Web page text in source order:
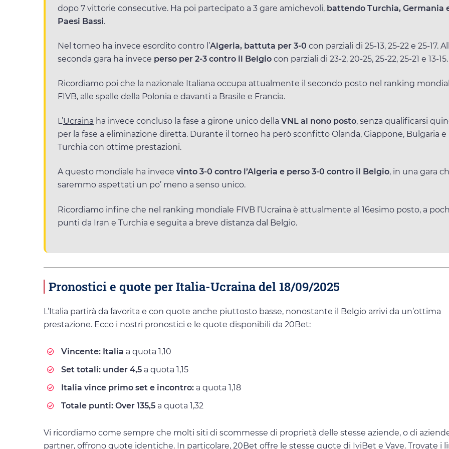
dopo 7 vittorie consecutive. Ha poi partecipato a 3 gare amichevoli, battendo Turchia, Germania
Paesi Bassi.
Nel torneo ha invece esordito contro l’Algeria, battuta per 3-0 con parziali di 25-13, 25-22 e 25-17.
seconda gara ha invece perso per 2-3 contro il Belgio con parziali di 23-2, 20-25, 25-22, 25-21 e 13-15.
Ricordiamo poi che la nazionale Italiana occupa attualmente il secondo posto nel ranking
FIVB, alle spalle della Polonia e davanti a Brasile e Francia.
L’Ucraina ha invece concluso la fase a girone unico della VNL al nono posto, senza qualificarsi
per la fase a eliminazione diretta. Durante il torneo ha però sconfitto Olanda, Giappone, Bulgaria e
Turchia con ottime prestazioni.
A questo mondiale ha invece vinto 3-0 contro l’Algeria e perso 3-0 contro il Belgio, in una gara
saremmo aspettati un po’ meno a senso unico.
Ricordiamo infine che nel ranking mondiale FIVB l’Ucraina è attualmente al 16esimo posto, a
punti da Iran e Turchia e seguita a breve distanza dal Belgio.
Pronostici e quote per Italia-Ucraina del 18/09/2025
L’Italia partirà da favorita e con quote anche piuttosto basse, nonostante il Belgio arrivi da un’ottima
prestazione. Ecco i nostri pronostici e le quote disponibili da 20Bet:
Vincente: Italia a quota 1,10
Set totali: under 4,5 a quota 1,15
Italia vince primo set e incontro: a quota 1,18
Totale punti: Over 135,5 a quota 1,32
Vi ricordiamo come sempre che molti siti di scommesse di proprietà delle stesse aziende, o di
partner, offrono quote identiche. In particolare, 20Bet offre le stesse quote di IviBet e Vave. Trovate i